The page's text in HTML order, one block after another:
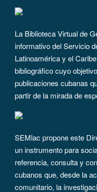
La Biblioteca Virtual de
informativo del Servicio
Latinoamérica y el
bibliográfico cuyo
publicaciones cubanas
partir de la mirada de
SEMlac propone este
un instrumento para
referencia, consulta y
cubanos que, desde la
comunitario, la